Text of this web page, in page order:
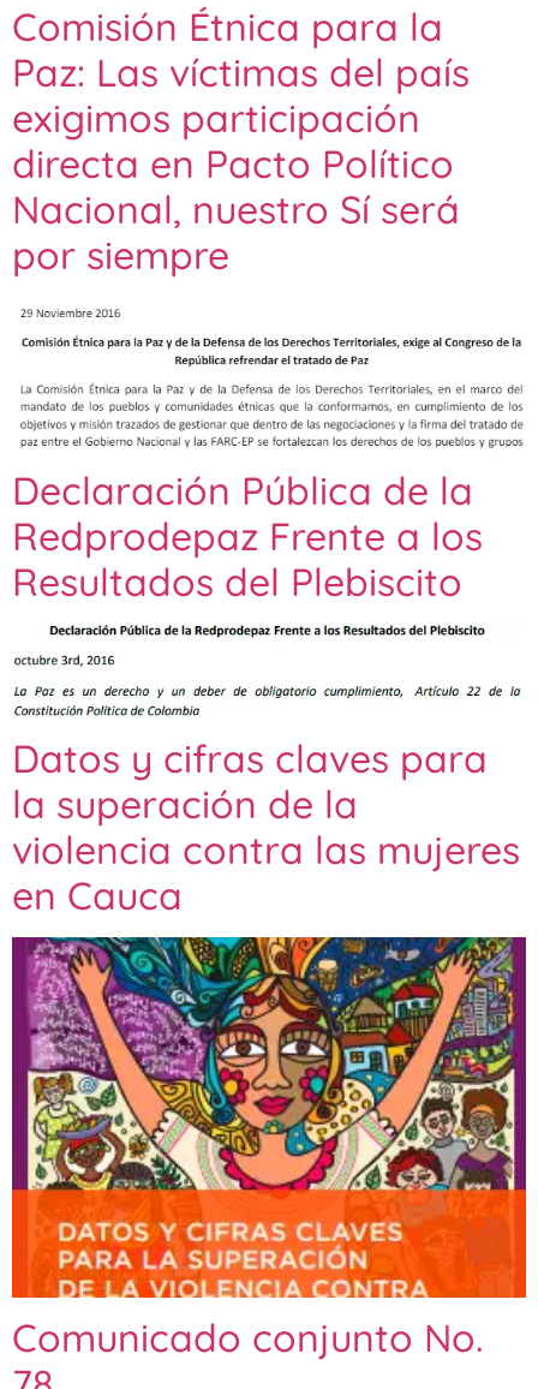
Comisión Étnica para la
Paz: Las víctimas del país
exigimos participación
directa en Pacto Político
Nacional, nuestro Sí será
por siempre
Declaración Pública de la
Redprodepaz Frente a los
Resultados del Plebiscito
Datos y cifras claves para
la superación de la
violencia contra las mujeres
en Cauca
Comunicado conjunto No.